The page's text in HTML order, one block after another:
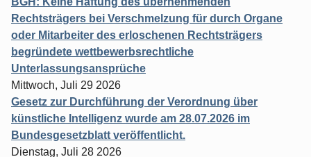
Rechtsträgers bei Verschmelzung für durch Organe
oder Mitarbeiter des erloschenen Rechtsträgers
begründete wettbewerbsrechtliche
Unterlassungsansprüche
Mittwoch, Juli 29 2026
Gesetz zur Durchführung der Verordnung über
künstliche Intelligenz wurde am 28.07.2026 im
Bundesgesetzblatt veröffentlicht.
Dienstag, Juli 28 2026